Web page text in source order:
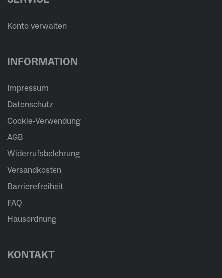
Konto verwalten
INFORMATION
Impressum
Datenschutz
Cookie-Verwendung
AGB
Widerrufsbelehrung
Versandkosten
Barrierefreiheit
FAQ
Hausordnung
KONTAKT